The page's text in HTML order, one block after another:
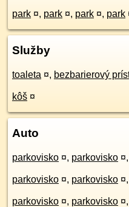
park ¤, park ¤, park ¤, park
Služby
toaleta ¤, bezbarierový
kôš ¤
Auto
parkovisko ¤, parkovisko ¤,
parkovisko ¤, parkovisko ¤,
parkovisko ¤, parkovisko ¤,